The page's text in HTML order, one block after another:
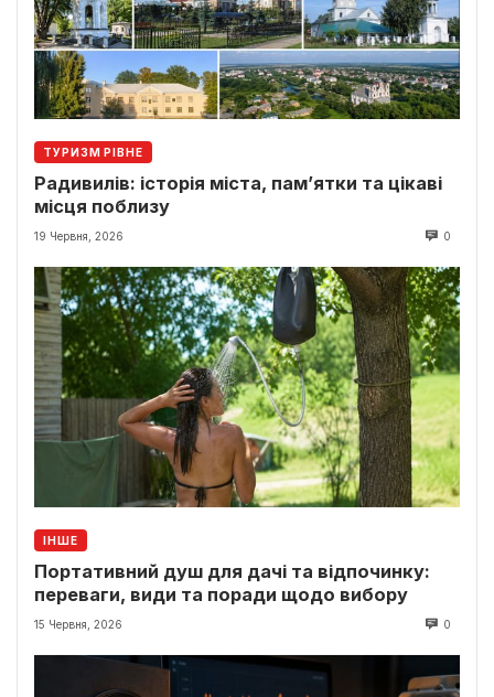
ТУРИЗМ РІВНЕ
Радивилів: історія міста, пам’ятки та цікаві
місця поблизу
19 Червня, 2026 0
ІНШЕ
Портативний душ для дачі та відпочинку:
переваги, види та поради щодо вибору
15 Червня, 2026 0